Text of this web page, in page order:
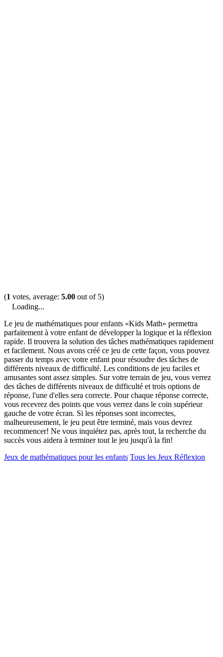
(1 votes, average: 5.00 out of 5)
Loading...
Le jeu de mathématiques pour enfants «Kids Math» permettra
parfaitement à votre enfant de développer la logique et la réflexion
rapide. Il trouvera la solution des tâches mathématiques rapidement
et facilement. Nous avons créé ce jeu de cette façon, vous pouvez
passer du temps avec votre enfant pour résoudre des tâches de
différents niveaux de difficulté. Les conditions de jeu faciles et
amusantes sont assez simples. Sur votre terrain de jeu, vous verrez
des tâches de différents niveaux de difficulté et trois options de
réponse, l'une d'elles sera correcte. Pour chaque réponse correcte,
vous recevrez des points que vous verrez dans le coin supérieur
gauche de votre écran. Si les réponses sont incorrectes,
malheureusement, le jeu peut être terminé, mais vous devrez
recommencer! Ne vous inquiétez pas, après tout, la recherche du
succès vous aidera à terminer tout le jeu jusqu'à la fin!
Jeux de mathématiques pour les enfants Tous les Jeux Réflexion